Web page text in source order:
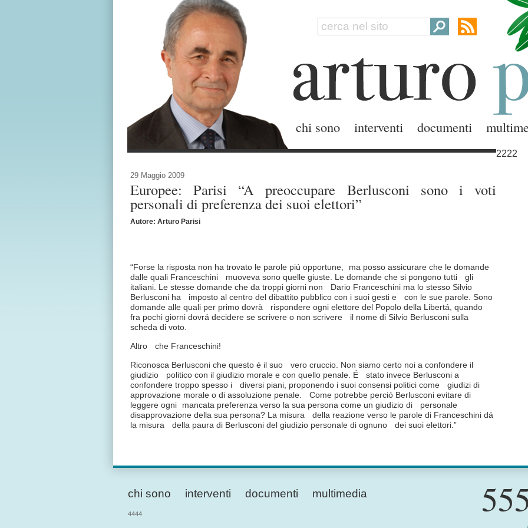
chi sono interventi documenti
2222
29 Maggio 2009
Europee: Parisi “A preoccupare Berlusconi sono i voti
personali di preferenza dei suoi elettori”
Autore: Arturo Parisi
“Forse la risposta non ha trovato le parole piú opportune, ma posso assicurare che le domande
dalle quali Franceschini muoveva sono quelle giuste. Le domande che si pongono tutti gli
italiani. Le stesse domande che da troppi giorni non Dario Franceschini ma lo stesso Silvio
Berlusconi ha imposto al centro del dibattito pubblico con i suoi gesti e con le sue parole. Sono
domande alle quali per primo dovrà rispondere ogni elettore del Popolo della Libertá, quando
fra pochi giorni dovrá decidere se scrivere o non scrivere il nome di Silvio Berlusconi sulla
scheda di voto.
Altro che Franceschini!
Riconosca Berlusconi che questo é il suo vero cruccio. Non siamo certo noi a confondere il
giudizio politico con il giudizio morale e con quello penale. É stato invece Berlusconi a
confondere troppo spesso i diversi piani, proponendo i suoi consensi politici come giudizi di
approvazione morale o di assoluzione penale. Come potrebbe perció Berlusconi evitare di
leggere ogni mancata preferenza verso la sua persona come un giudizio di personale
disapprovazione della sua persona? La misura della reazione verso le parole di Franceschini dá
la misura della paura di Berlusconi del giudizio personale di ognuno dei suoi elettori.”
chi sono interventi documenti multimedia
4444